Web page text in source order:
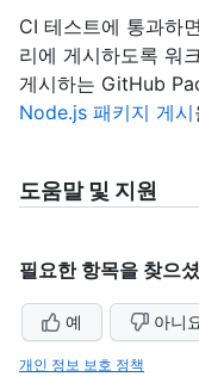
CI 테스트에 통과하
리에 게시하도록 워
게시하는 GitHub
Node.js 패키지 게시
도움말 및 지원
필요한 항목을 찾으
예 아니
개인 정보 보호 정책